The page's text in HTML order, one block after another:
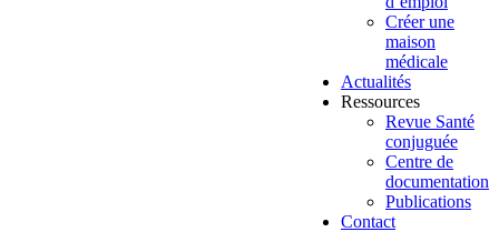
Créer une
maison
médicale
Actualités
Ressources
Revue Santé
conjuguée
Centre de
documentation
Publications
Contact